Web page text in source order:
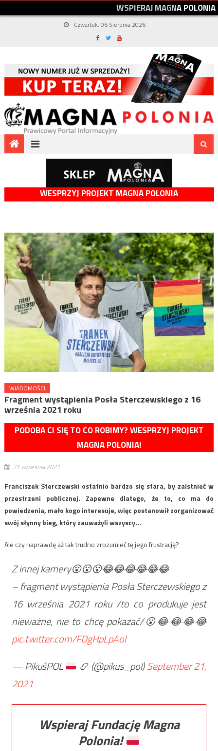
WSPIERAJMAGNAPOLONIA
Czwartek, 06 Sierpnia 2026
WESPRZYJ PROJEKT MAGNA POLONIA
WIADOMOŚCI
Fragment wystąpienia Posła Sterczewskiego z 16
września 2021 roku
PODOBA CI SIĘ TO CO ROBIMY? WESPRZYJ PROJEKT
MAGNA POLONIA!
21 września 2021
Franciszek Sterczewski ostatnio bardzo się stara, by zaistnieć w
przestrzeni publicznej. Zapewne dlatego, że to, co ma do
powiedzenia, mało kogo interesuje, więc postanowił zorganizować
swój słynny bieg, który zauważyli wszyscy…
Ale czy naprawdę aż tak trudno zrozumieć tę jego frustrację?
Z innej kamery😮😮😮😂😂😂😂😂😂
– fragment wystąpienia Posła Sterczewskiego z
16 września 2021 roku /to co produkuje jest
nieważne, nie to chcę pokazać/😮😂😂😂😂
pic.twitter.com/FDgHpLpAol
— PikuśPOL
📿 (@pikus_pol)September 21,
2021
Wspieraj Fundację Magna
Polonia!